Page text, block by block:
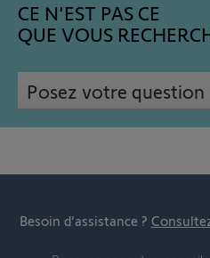
CE N'EST PAS CE
QUE VOUS
Posez votre question
Besoin d’assistance ?